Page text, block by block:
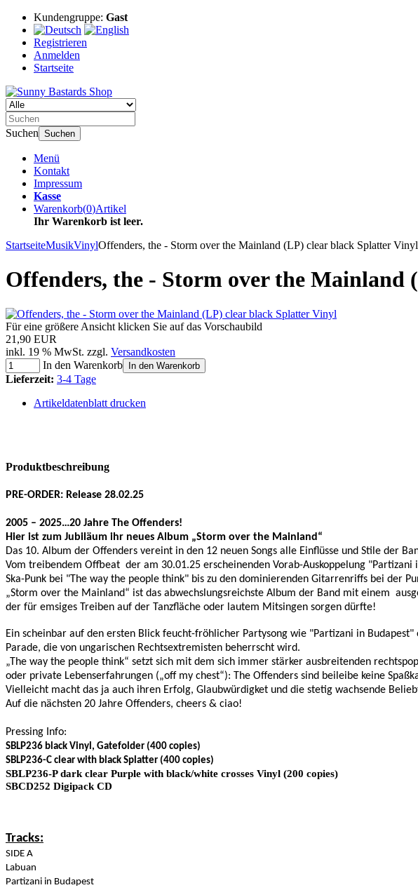
Kundengruppe: Gast
Registrieren
Anmelden
Startseite
Suchen Suchen
Menü
Kontakt
Impressum
Kasse
Warenkorb(0)Artikel
Ihr Warenkorb ist leer.
StartseiteMusikVinylOffenders, the - Storm over the Mainland (LP) clear black Splatter Vinyl
Offenders, the - Storm over the
Für eine größere Ansicht klicken Sie auf das Vorschaubild
21,90 EUR
inkl. 19 % MwSt. zzgl. Versandkosten
In den Warenkorb
In den Warenkorb
Lieferzeit: 3-4 Tage
Artikeldatenblatt drucken
Produktbeschreibung
PRE-ORDER: Release 28.02.25
2005 – 2025…20 Jahre The Offenders!
Hier ist zum Jubiläum ihr neues Album „Storm over the Mainland“
Das 10. Album der Offenders vereint in den 12 neuen Songs alle Einflüsse und Stile der
Vom treibendem Offbeat der am 30.01.25 erscheinenden Vorab-Auskoppelung
Ska-Punk bei "The way the people think" bis zu den dominierenden Gitarrenriffs bei der
„Storm over the Mainland“ ist das abwechslungsreichste Album der Band mit einem
der für emsiges Treiben auf der Tanzfläche oder lautem Mitsingen sorgen dürfte!
Ein scheinbar auf den ersten Blick feucht-fröhlicher Partysong wie "Partizani in
Parade, die von ungarischen Rechtsextremisten beherrscht wird.
„The way the people think“ setzt sich mit dem sich immer stärker ausbreitenden
oder private Lebenserfahrungen („off my chest“): The Offenders sind beileibe keine
Vielleicht macht das ja auch ihren Erfolg, Glaubwürdigket und die stetig wachsende
Auf die nächsten 20 Jahre Offenders, cheers & ciao!
Pressing Info:
SBLP236 black Vinyl, Gatefolder (400 copies)
SBLP236-C clear with black Splatter (400 copies)
SBLP236-P dark clear Purple with black/white crosses Vinyl (200 copies)
SBCD252 Digipack CD
Tracks:
SIDE A
Labuan
Partizani in Budapest